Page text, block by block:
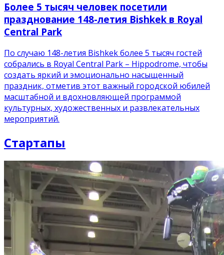
Более 5 тысяч человек посетили
празднование 148-летия Bishkek в Royal
Central Park
По случаю 148-летия Bishkek более 5 тысяч гостей
собрались в Royal Central Park – Hippodrome, чтобы
создать яркий и эмоционально насыщенный
праздник, отметив этот важный городской юбилей
масштабной и вдохновляющей программой
культурных, художественных и развлекательных
мероприятий.
Стартапы